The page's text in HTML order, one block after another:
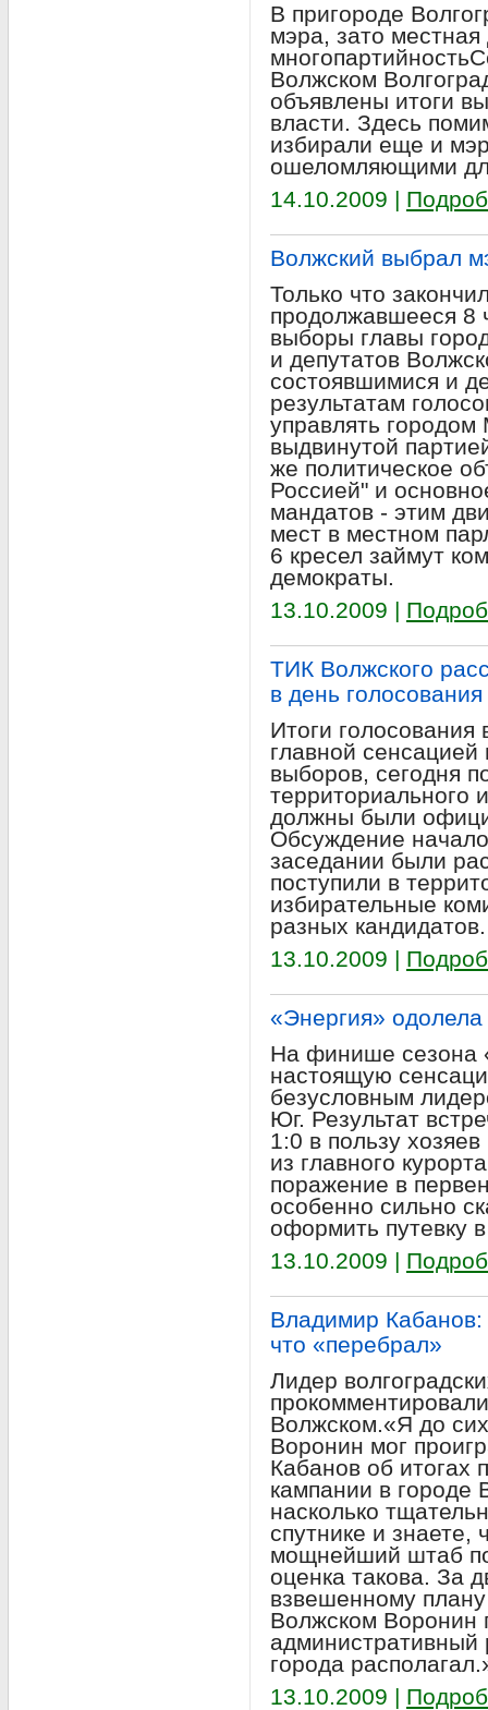
В пригороде
мэра, зато
Волжском
объявлены итоги
власти. Здесь
избирали еще и
ошеломляющими
14.10.2009 |
Волжский выбрал
Только что
продолжавшееся 8
выборы главы
и депутатов
состоявшимися и
результатам
управлять
выдвинутой
же политическое
Россией" и
мандатов - этим
мест в местном
6 кресел займут
демократы.
13.10.2009 |
ТИК Волжского
в день голосования
Итоги
главной
выборов, сегодня
территориального
должны были
Обсуждение
заседании были
поступили в
избирательные
разных кандидатов.
13.10.2009 |
«Энергия»
На финише сезона
настоящую
безусловным
Юг. Результат
1:0 в пользу
из главного
поражение в
особенно сильно
оформить путевку
13.10.2009 |
Владимир
что «перебрал»
Лидер
Волжском.«Я до
Воронин мог
Кабанов об
кампании в городе
насколько
спутнике и знаете,
мощнейший штаб
оценка такова. За
взвешенному
Волжском Воронин
административный
города
13.10.2009 |